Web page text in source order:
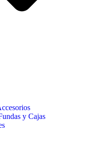
y Cajas